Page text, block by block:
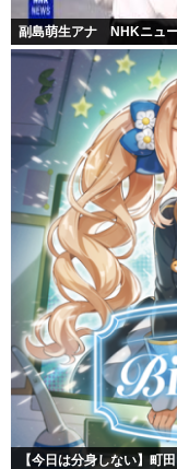
副島萌生アナ NHKニュ
【今日は分身しない】町